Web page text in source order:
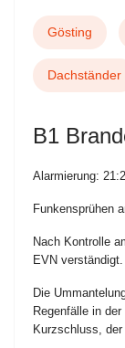
Gösting
Dachständer
B1
Alarmierung:
Funkensprühen
Nach Kontrolle
EVN verständigt.
Die
Regenfälle in
Kurzschluss,